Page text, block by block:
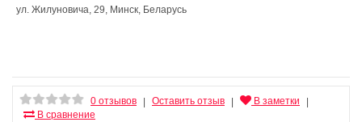
ул. Жилуновича, 29, Минск, Беларусь
0 отзывов Оставить отзыв В заметки
В сравнение